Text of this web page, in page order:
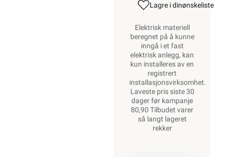
Lagre i dinønskeliste
Elektrisk materiell
beregnet på å kunne
inngå i et fast
elektrisk anlegg, kan
kun installeres av en
registrert
installasjonsvirksomhet.
Laveste pris siste 30
dager før kampanje
80,90 Tilbudet varer
så langt lageret
rekker